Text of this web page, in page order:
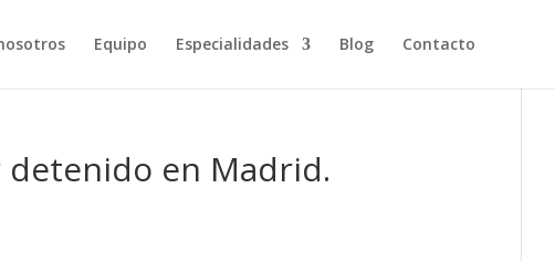
Equipo Especialidades Blog Contacto
en Madrid.